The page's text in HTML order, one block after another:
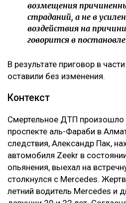
возмещения
страданий, а не в
воздействия на
говорится в
В результате приговор в
оставили без изменения.
Контекст
Смертельное ДТП произошло
проспекте аль-Фараби в
следствия, Александр Пак,
автомобиля Zeekr в
опьянения, выехал на
столкнулся с Mercedes.
летний водитель Mercedes и